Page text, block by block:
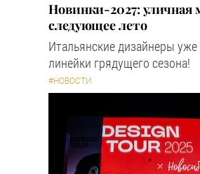
Новинки-2027: уличная
следующее лето
Итальянские дизайнеры
линейки грядущего сезона!
#НОВОСТИ